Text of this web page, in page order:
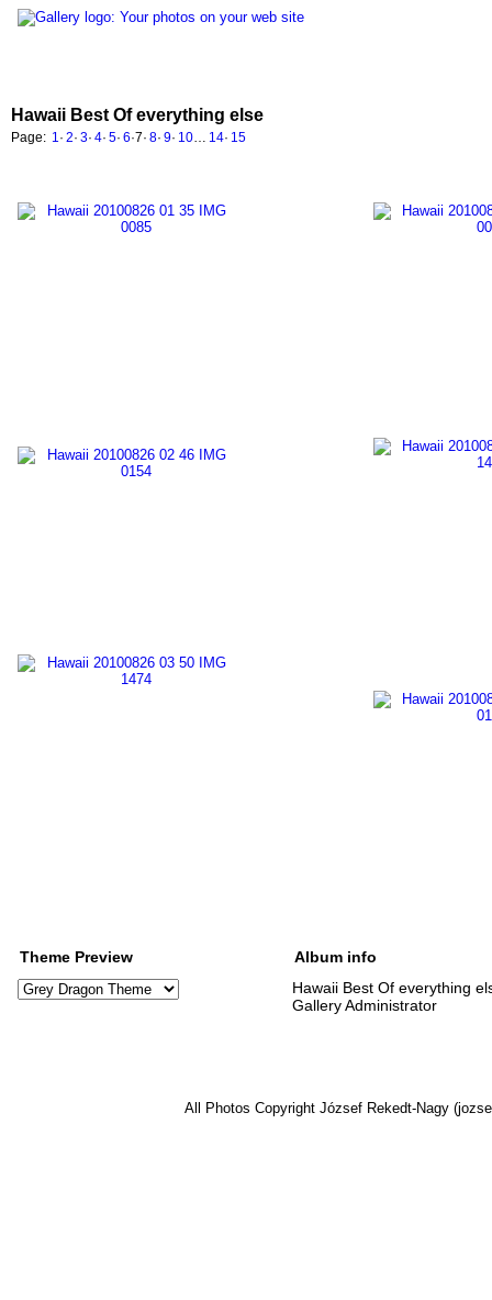
Hawaii Best Of everything else
Page: 1 · 2· 3· 4· 5· 6·7· 8· 9· 10 14· 15
Theme Preview
Album info
Hawaii Best Of everything
Gallery Administrator
All Photos Copyright József Rekedt-Nagy